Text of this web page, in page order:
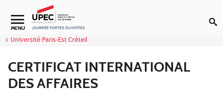
Aller au contenu
MENU
Université Paris-Est Créteil
CERTIFICAT INTERNATIONAL
DES AFFAIRES